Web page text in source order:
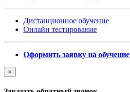
Дистанционное обучение
Онлайн тестирование
Оформить заявку на обучение
×